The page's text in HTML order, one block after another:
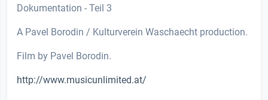
Dokumentation - Teil 3
A Pavel Borodin / Kulturverein Waschaecht production.
Film by Pavel Borodin.
http://www.musicunlimited.at/